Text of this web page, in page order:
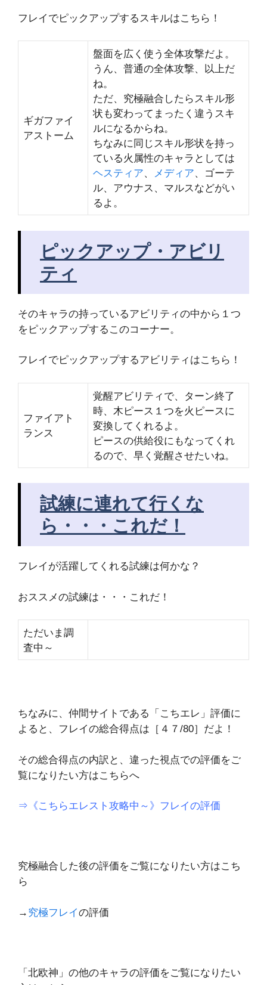
フレイでピックアップするスキルはこちら！
ギガファイ
アストーム
盤面を広く使う全体攻撃だよ。
うん、普通の全体攻撃、以上だ
ね。
ただ、究極融合したらスキル形
状も変わってまったく違うスキ
ルになるからね。
ちなみに同じスキル形状を持っ
ている火属性のキャラとしては
ヘスティア、 メディア、ゴーテ
ル、アウナス、マルスなどがい
るよ。
ピックアップ・アビリ
ティ
そのキャラの持っているアビリティの中から１つ
をピックアップするこのコーナー。
フレイでピックアップするアビリティはこちら！
ファイアト
ランス
覚醒アビリティで、ターン終了
時、木ピース１つを火ピースに
変換してくれるよ。
ピースの供給役にもなってくれ
るので、早く覚醒させたいね。
試練に連れて行くな
ら・・・これだ！
フレイが活躍してくれる試練は何かな？
おススメの試練は・・・これだ！
ただいま調
査中～
ちなみに、仲間サイトである「こちエレ」評価に
よると、フレイの総合得点は［４７/80］だよ！
その総合得点の内訳と、違った視点での評価をご
覧になりたい方はこちらへ
⇒《こちらエレスト攻略中～》フレイの評価
究極融合した後の評価をご覧になりたい方はこち
ら
→究極フレイの評価
「北欧神」の他のキャラの評価をご覧になりたい